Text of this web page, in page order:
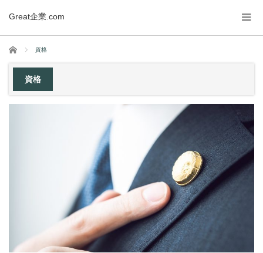
Great企業.com
ホーム 資格
資格